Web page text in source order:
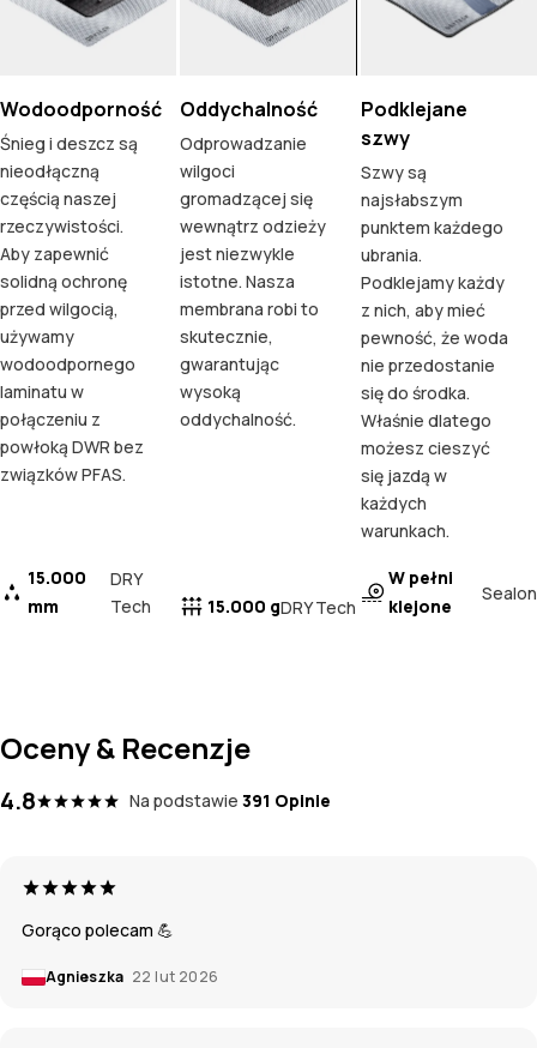
Wodoodporność
Śnieg i deszcz są
nieodłączną
częścią naszej
rzeczywistości.
Aby zapewnić
solidną ochronę
przed wilgocią,
używamy
wodoodpornego
laminatu w
połączeniu z
powłoką DWR bez
związków PFAS.
15.000
mm
DRY
Tech
Oddychalność
Odprowadzanie
wilgoci
gromadzącej się
wewnątrz odzieży
jest niezwykle
istotne. Nasza
membrana robi to
skutecznie,
gwarantując
wysoką
oddychalność.
15.000 gDRY Tech
Podklejane
szwy
Szwy są
najsłabszym
punktem każdego
ubrania.
Podklejamy każdy
z nich, aby mieć
pewność, że woda
nie przedostanie
się do środka.
Właśnie dlatego
możesz cieszyć
się jazdą w
każdych
warunkach.
W pełni
klejone
Sealon
Oceny & Recenzje
4.8 Na podstawie 391 Opinie
Gorąco polecam 💪
Agnieszka 22 lut 2026